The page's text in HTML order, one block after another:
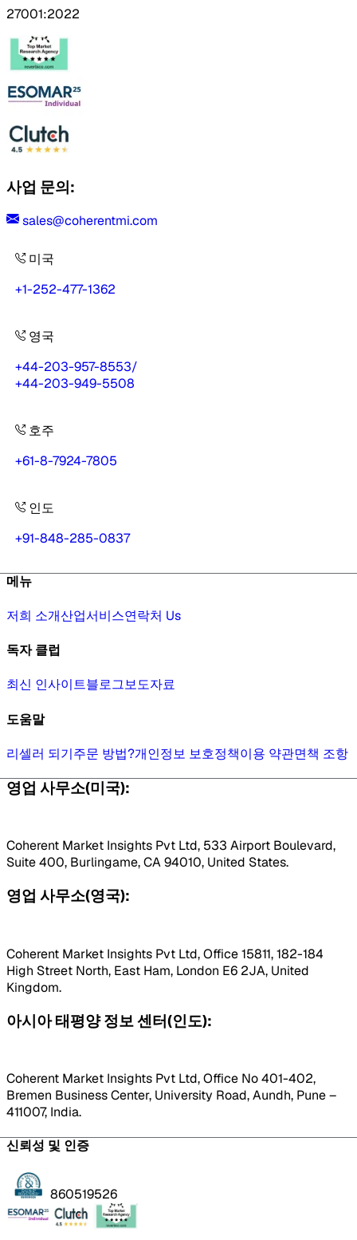
27001:2022
사업 문의:
sales@coherentmi.com
미국
+1-252-477-1362
영국
+44-203-957-8553/
+44-203-949-5508
호주
+61-8-7924-7805
인도
+91-848-285-0837
메뉴
저희 소개산업서비스연락처 Us
독자 클럽
최신 인사이트블로그보도자료
도움말
리셀러 되기주문 방법?개인정보 보호정책이용 약관면책 조항
영업 사무소(미국):
Coherent Market Insights Pvt Ltd, 533 Airport Boulevard,
Suite 400, Burlingame, CA 94010, United States.
영업 사무소(영국):
Coherent Market Insights Pvt Ltd, Office 15811, 182-184
High Street North, East Ham, London E6 2JA, United
Kingdom.
아시아 태평양 정보 센터(인도):
Coherent Market Insights Pvt Ltd, Office No 401-402,
Bremen Business Center, University Road, Aundh, Pune –
411007, India.
신뢰성 및 인증
860519526